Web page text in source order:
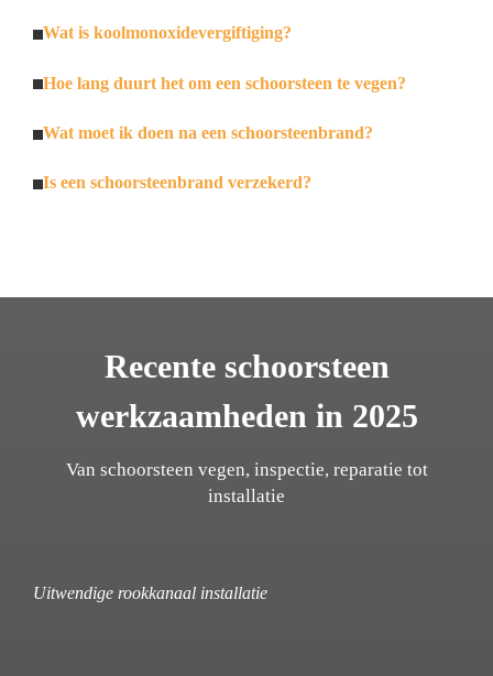
Wat is koolmonoxidevergiftiging?
Hoe lang duurt het om een schoorsteen te vegen?
Wat moet ik doen na een schoorsteenbrand?
Is een schoorsteenbrand verzekerd?
Recente schoorsteen
werkzaamheden in 2025
Van schoorsteen vegen, inspectie, reparatie tot
installatie
Uitwendige rookkanaal installatie